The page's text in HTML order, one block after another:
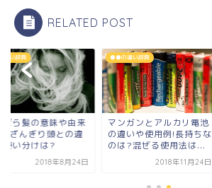
RELATED POST
い辞典
ばら髪の意味や由来
?ざんぎり頭との違
使い分けは?
2018年8月24日
●●の違い辞典
マンガンとアルカリ電池
の違いや使用例!長持ちな
のは?混ぜる使用法は...
2018年11月24日